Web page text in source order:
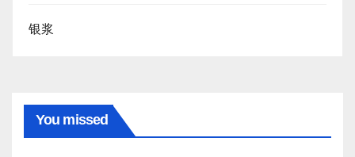
银浆
You missed